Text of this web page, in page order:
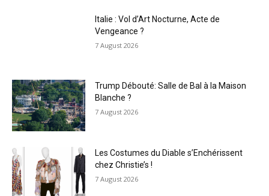
Italie : Vol d’Art Nocturne, Acte de
Vengeance ?
7 August 2026
Trump Débouté: Salle de Bal à la Maison
Blanche ?
7 August 2026
Les Costumes du Diable s’Enchérissent
chez Christie’s !
7 August 2026